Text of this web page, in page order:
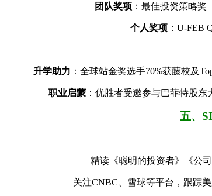
团队奖项 ：最佳投资策略奖
个人奖项 ：U-FEB
升学助力 ：全球站金奖选手70%获藤校及
职业启蒙 ：优胜者受邀参与巴菲特股
五、
精读《聪明的投资者》《公
关注CNBC、雪球等平台，跟踪